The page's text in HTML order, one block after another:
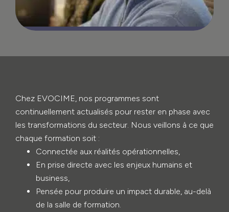
Chez EVOCIME, nos programmes sont
continuellement actualisés pour rester en phase avec
les transformations du secteur. Nous veillons à ce que
chaque formation soit :
Connectée aux réalités opérationnelles,
En prise directe avec les enjeux humains et
business,
Pensée pour produire un impact durable, au-delà
de la salle de formation.